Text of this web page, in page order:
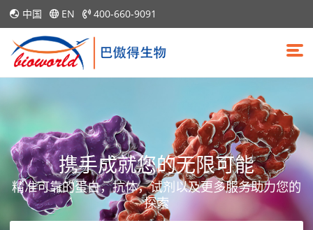
中国 EN 400-660-9091
携手成就您的无限可能
精准可靠的蛋白，抗体，试剂以及更多服务助力您的
探索